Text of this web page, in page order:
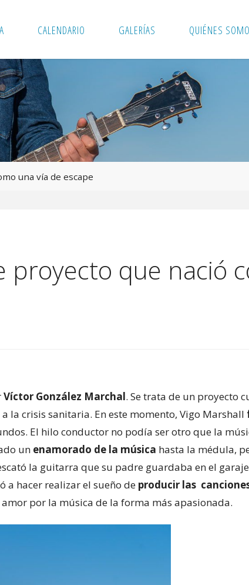
CALENDARIO GALERÍAS QUIÉNES
una vía de escape
proyecto que nació
Víctor González Marchal. Se trata de un proyecto
la crisis sanitaria. En este momento, Vigo Marshall
El hilo conductor no podía ser otro que la
un enamorado de la música hasta la médula,
la guitarra que su padre guardaba en el
a hacer realizar el sueño de producir las
por la música de la forma más apasionada.